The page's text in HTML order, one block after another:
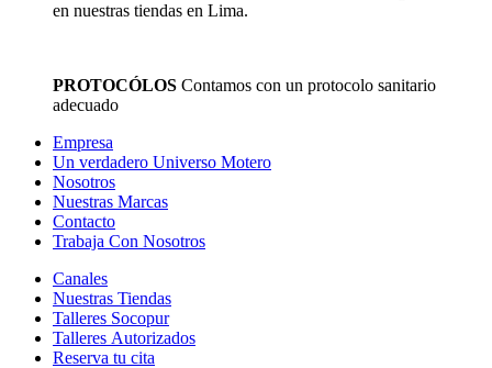
en nuestras tiendas en Lima.
PROTOCÓLOS Contamos con un protocolo sanitario
adecuado
Empresa
Un verdadero Universo Motero
Nosotros
Nuestras Marcas
Contacto
Trabaja Con Nosotros
Canales
Nuestras Tiendas
Talleres Socopur
Talleres Autorizados
Reserva tu cita